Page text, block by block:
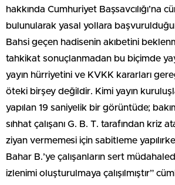
hakkında Cumhuriyet Başsavcılığı’na
bulunularak yasal yollara
Bahsi geçen hadisenin akıbetini
tahkikat sonuçlanmadan bu biçimde
yayın hürriyetini ve KVKK kararları
öteki birşey değildir. Kimi yayın
yapılan 19 saniyelik bir görüntüde;
sıhhat çalışanı G. B. T. tarafından kriz
ziyan vermemesi için sabitleme
Bahar B.’ye çalışanların sert
izlenimi oluşturulmaya çalışılmıştır”